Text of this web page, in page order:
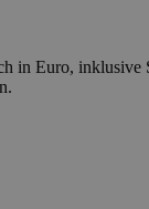
in Euro, inklusive